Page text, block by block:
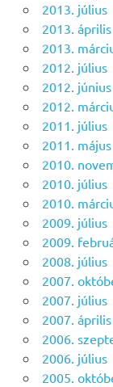
2013. július
2013. április
2013.
2012. július
2012. június
2012.
2011. július
2011. május
2010.
2010. július
2010.
2009. július
2009.
2008. július
2007.
2007. július
2007. április
2006.
2006. július
2005.